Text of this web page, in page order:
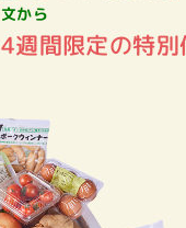
文から
4週間限定の特別